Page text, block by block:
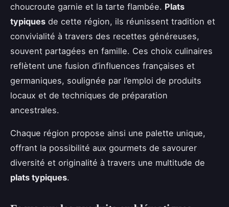
choucroute garnie et la tarte flambée. Plats
typiques de cette région, ils réunissent tradition et
convivialité à travers des recettes généreuses,
souvent partagées en famille. Ces choix culinaires
reflètent une fusion d’influences françaises et
germaniques, soulignée par l’emploi de produits
locaux et de techniques de préparation
ancestrales.
Chaque région propose ainsi une palette unique,
offrant la possibilité aux gourmets de savourer
diversité et originalité à travers une multitude de
plats typiques.